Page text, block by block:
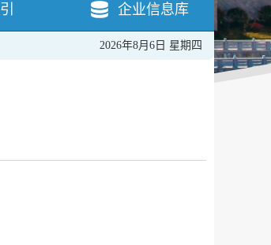
企业信息库
2026年8月6日 星期四